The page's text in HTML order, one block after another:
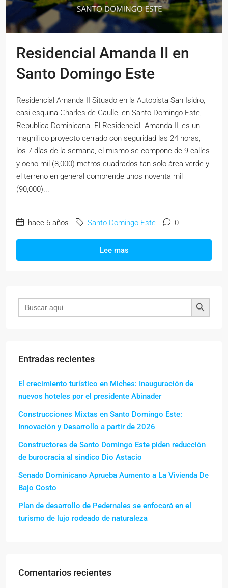
Residencial Amanda II en
Santo Domingo Este
Residencial Amanda II Situado en la Autopista San Isidro,
casi esquina Charles de Gaulle, en Santo Domingo Este,
Republica Dominicana. El Residencial Amanda II, es un
magnifico proyecto cerrado con seguridad las 24 horas,
los 7 días de la semana, el mismo se compone de 9 calles
y ocho mil (8,000) metros cuadrados tan solo área verde y
el terreno en general comprende unos noventa mil
(90,000)...
hace 6 años Santo Domingo Este 0
Lee mas
Buscar: Botón de búsqueda
Entradas recientes
El crecimiento turístico en Miches: Inauguración de
nuevos hoteles por el presidente Abinader
Construcciones Mixtas en Santo Domingo Este:
Innovación y Desarrollo a partir de 2026
Constructores de Santo Domingo Este piden reducción
de burocracia al sindico Dio Astacio
Senado Dominicano Aprueba Aumento a La Vivienda De
Bajo Costo
Plan de desarrollo de Pedernales se enfocará en el
turismo de lujo rodeado de naturaleza
Comentarios recientes